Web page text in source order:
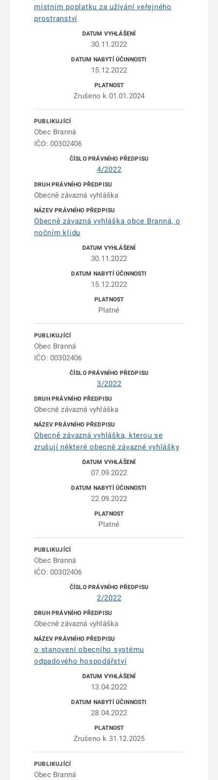
místním poplatku za užívání veřejného
prostranství
30.11.2022
15.12.2022
Zrušeno k 01.01.2024
Obec Branná
IČO: 00302406
4/2022
Obecně závazná vyhláška
Obecně závazná vyhláška obce Branná, o
nočním klidu
30.11.2022
15.12.2022
Platné
Obec Branná
IČO: 00302406
3/2022
Obecně závazná vyhláška
Obecně závazná vyhláška, kterou se
zrušují některé obecně závazné vyhlášky
07.09.2022
22.09.2022
Platné
Obec Branná
IČO: 00302406
2/2022
Obecně závazná vyhláška
o stanovení obecního systému
odpadového hospodářství
13.04.2022
28.04.2022
Zrušeno k 31.12.2025
Obec Branná